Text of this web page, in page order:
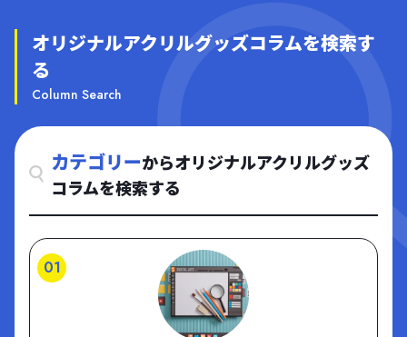
魅力です。家族のため、自分のために備えたいという方にとっ
て、頼れる終活・葬儀メディアの代表格です。 sikisaisai 引用
元：https://sikisaisai.jp/sikisaisaiは、冠婚葬祭や暮らしの行事、
ことを目的としています。サイトでは、「結婚式のマナー」「葬
儀や法要のしきたり」「お中元・お歳暮の贈り方」など、人生の
節目で必要となる知識を幅広く網羅しています。特に、現代に即
した形式と伝統のバランスを重視し、若い世代にも読みやすいコ
ンテンツ構成が特長です。また、季節の歳時記や年中行事の意味
と実践方法など、暮らしを彩る情報も豊富に掲載されています。
あらゆる世代に向けて、暮らしと文化をつなぐ信頼性の高い情報
源として活用されています。 大阪メモリアルパーク 引用：http
最大級の専門ECサイトです。TVアニメ・劇場版作品・アイドル・
Vtuber・2.5次元舞台まで、ジャンルを問わず幅広い作品の最新
グッズが豊富にラインナップ。アクスタ、缶バッジ、ぬいぐる
た限定グッズなど、“ここでしか買えない”ファン垂涎の限定アイ
テムも多数展開。予約・再販通知機能もあり、欲しいグッズを逃
公式グッズを安心して手に入れたい方、コレクション目的で買い
逃したくない方に最適のECサイトです。 pixivFACTORY（ピクシ
RY（ピクシブファクトリー）は、イラスト・マンガ・小説の投稿
オリジナルアクリルグッズコラムを検索す
る
Column Search
カテゴリーからオリジナルアクリルグッズ
コラムを検索する
01